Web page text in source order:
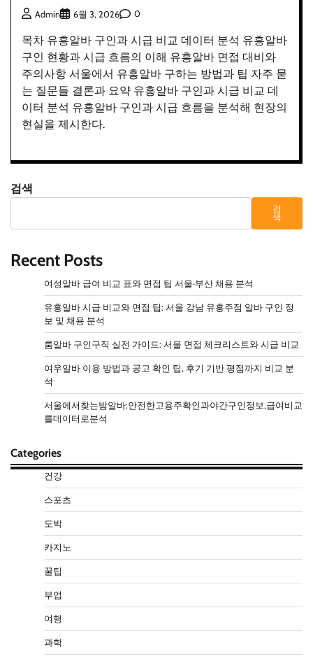
Admin 6월 3, 2026 0
목차 유흥알바 구인과 시급 비교 데이터 분석 유흥알바
구인 현황과 시급 흐름의 이해 유흥알바 면접 대비와
주의사항 서울에서 유흥알바 구하는 방법과 팁 자주 묻
는 질문들 결론과 요약 유흥알바 구인과 시급 비교 데
이터 분석 유흥알바 구인과 시급 흐름을 분석해 현장의
현실을 제시한다.
검색
검
색
Recent Posts
여성알바 급여 비교 표와 면접 팁 서울·부산 채용 분석
유흥알바 시급 비교와 면접 팁: 서울 강남 유흥주점 알바 구인 정
보 및 채용 분석
룸알바 구인구직 실전 가이드: 서울 면접 체크리스트와 시급 비교
여우알바 이용 방법과 공고 확인 팁, 후기 기반 평점까지 비교 분
석
서울에서찾는밤알바:안전한고용주확인과야간구인정보,급여비교
를데이터로분석
Categories
건강
스포츠
도박
카지노
꿀팁
부업
여행
과학